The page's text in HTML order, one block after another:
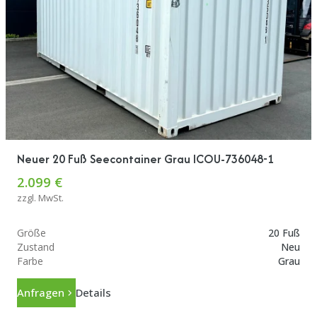
Neuer 20 Fuß Seecontainer Grau ICOU-736048-1
2.099 €
zzgl. MwSt.
Größe
20 Fuß
Zustand
Neu
Farbe
Grau
Anfragen Details